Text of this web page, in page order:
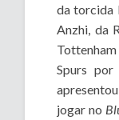
da torcida
Anzhi, da
Spurs por
jogar no